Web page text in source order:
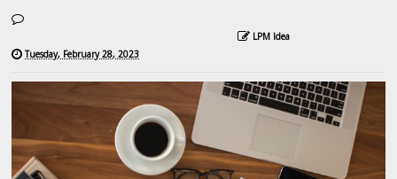
LPM Idea
Tuesday, February 28, 2023